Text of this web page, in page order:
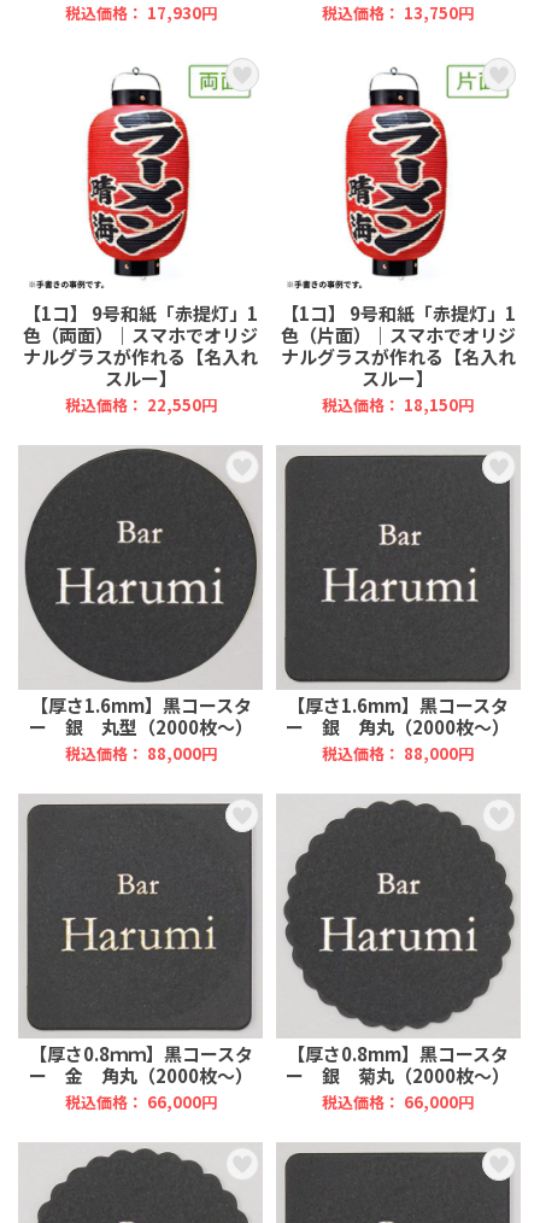
税込価格： 17,930円 税込価格： 13,750円
【1コ】 9号和紙「赤提灯」1
色（両面）｜スマホでオリジ
ナルグラスが作れる【名入れ
スルー】
税込価格： 22,550円
【1コ】 9号和紙「赤提灯」1
色（片面）｜スマホでオリジ
ナルグラスが作れる【名入れ
スルー】
税込価格： 18,150円
【厚さ1.6mm】黒コースタ
ー 銀 丸型（2000枚～）
税込価格： 88,000円
【厚さ1.6mm】黒コースタ
ー 銀 角丸（2000枚～）
税込価格： 88,000円
【厚さ0.8ｍｍ】黒コースタ
ー 金 角丸（2000枚～）
税込価格： 66,000円
【厚さ0.8mm】黒コースタ
ー 銀 菊丸（2000枚～）
税込価格： 66,000円